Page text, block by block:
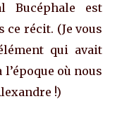
Bucéphale est
ce récit. (Je vous
qui avait
où nous
!)